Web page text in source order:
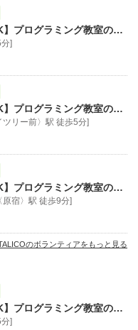
【蒲田駅/週2～未経験OK】プログラミング教室の運営スタッフ募集
]
【押上駅/週2～未経験OK】プログラミング教室の運営スタッフ募集
リー前〉駅 徒歩5分]
【渋谷駅/週2～未経験OK】プログラミング教室の運営スタッフ募集
宿〉駅 徒歩9分]
のボランティアをもっと見る
【蒲田駅/週2～未経験OK】プログラミング教室の運営スタッフ募集
]